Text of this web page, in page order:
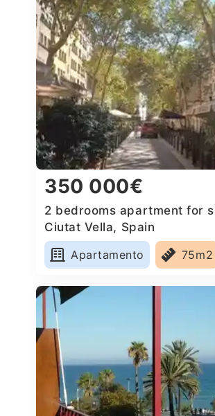
350 000€
2 bedrooms apartment for
Ciutat Vella, Spain
Apartamento
75m2